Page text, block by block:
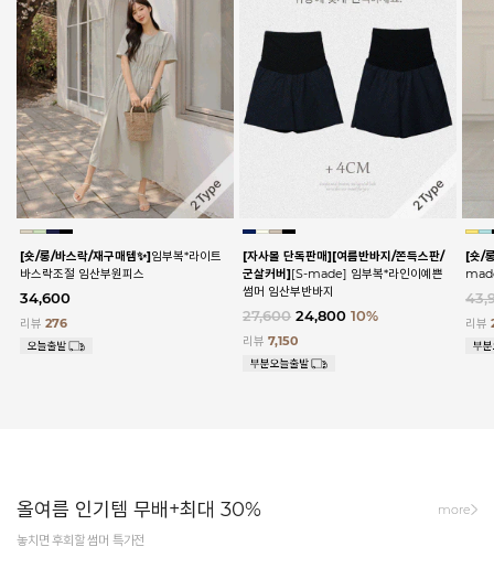
[숏/롱/바스락/재구매템✨]임부복*라이트
바스락조절 임산부원피스
34,600
리뷰 276
[자사몰 단독판매][여름반바지/쫀득스판/
군살커버][S-made] 임부복*라인이예쁜
썸머 임산부반바지
27,600 24,800 10%
리뷰7,150
[숏/
리뷰
올여름 인기템 무배+최대 30%
놓치면 후회할 썸머 특가전
more